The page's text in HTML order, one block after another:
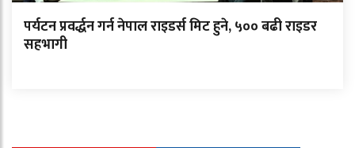
पर्यटन प्रवर्द्धन गर्न नेपाल राइडर्स मिट हुने, ५०० बढी राइडर
सहभागी